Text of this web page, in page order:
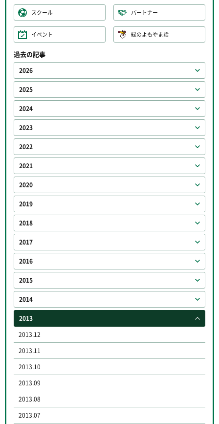
スクール パートナー
イベント 緑のよもやま話
過去の記事
2026
2025
2024
2023
2022
2021
2020
2019
2018
2017
2016
2015
2014
2013
2013.12
2013.11
2013.10
2013.09
2013.08
2013.07